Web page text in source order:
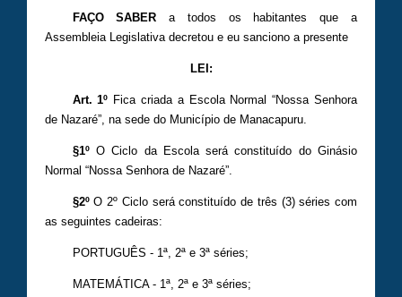
FAÇO SABER a todos os habitantes que a
Assembleia Legislativa decretou e eu sanciono a presente
LEI:
Art. 1º Fica criada a Escola Normal “Nossa Senhora
de Nazaré”, na sede do Município de Manacapuru.
§1ºO Ciclo da Escola será constituído do Ginásio
Normal “Nossa Senhora de Nazaré”.
§2ºO 2º Ciclo será constituído de três (3) séries com
as seguintes cadeiras:
PORTUGUÊS - 1ª, 2ª e 3ª séries;
MATEMÁTICA - 1ª, 2ª e 3ª séries;